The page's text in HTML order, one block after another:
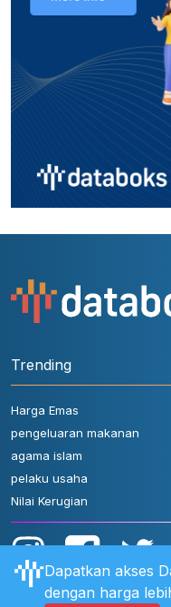
Trending
Harga Emas
pengeluaran makanan
agama islam
pelaku usaha
Nilai Kerugian
Dapatkan akses
dengan harga